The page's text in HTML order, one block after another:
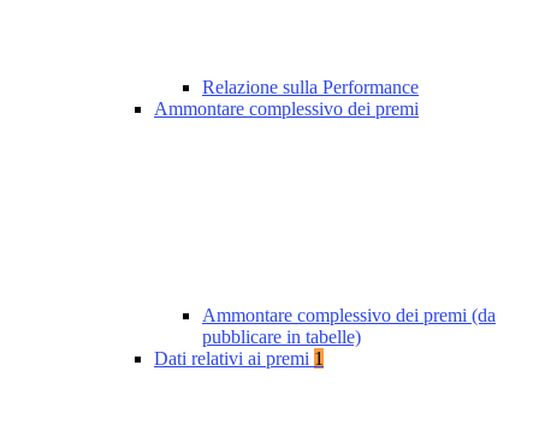
Relazione sulla Performance
Ammontare complessivo dei premi
Ammontare complessivo dei premi (da
pubblicare in tabelle)
Dati relativi ai premi 1